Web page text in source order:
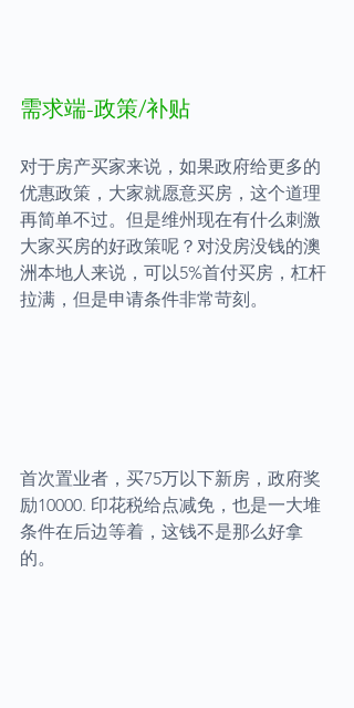
需求端-政策/补贴
对于房产买家来说，如果政府给更多的
优惠政策，大家就愿意买房，这个道理
再简单不过。但是维州现在有什么刺激
大家买房的好政策呢？对没房没钱的澳
洲本地人来说，可以5%首付买房，杠杆
拉满，但是申请条件非常苛刻。
首次置业者，买75万以下新房，政府奖
励10000. 印花税给点减免，也是一大堆
条件在后边等着，这钱不是那么好拿
的。